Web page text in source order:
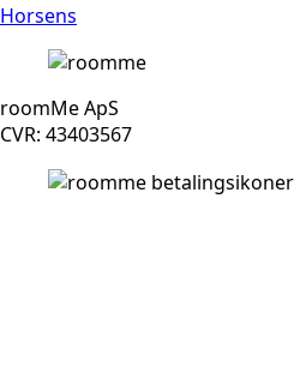
Horsens
roomMe ApS
CVR: 43403567